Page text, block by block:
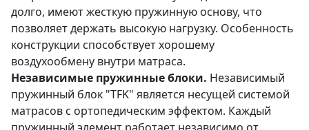
долго, имеют жесткую пружинную основу, что
позволяет держать высокую нагрузку. Особенность
конструкции способствует хорошему
воздухообмену внутри матраса.
Независимые пружинные блоки. Независимый
пружинный блок "TFK" является несущей системой
матрасов с ортопедическим эффектом. Каждый